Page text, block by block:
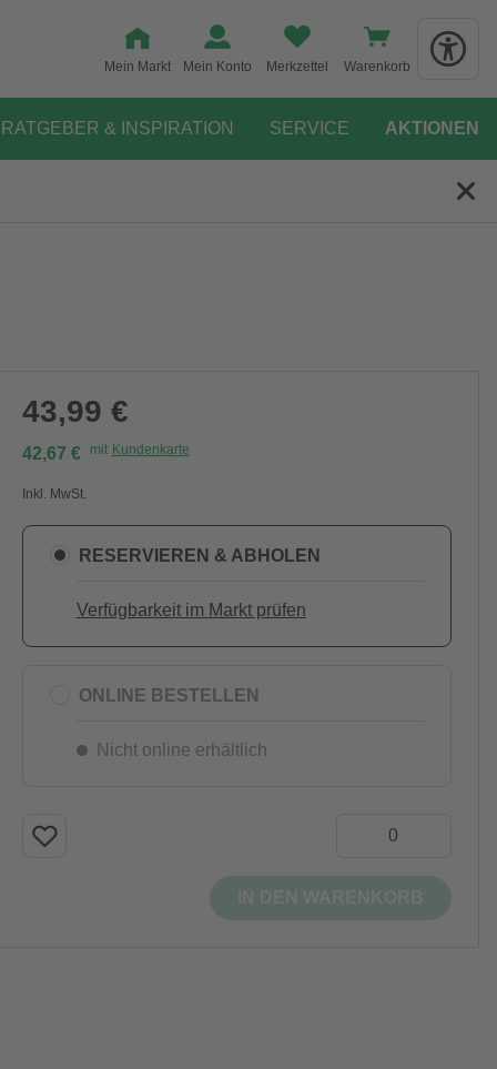
Mein Markt Mein Konto Merkzettel Warenkorb
RATGEBER & INSPIRATION SERVICE AKTIONEN
43,99 €
42,67 € mit Kundenkarte
Inkl. MwSt.
RESERVIEREN & ABHOLEN
Verfügbarkeit im Markt prüfen
ONLINE BESTELLEN
Nicht online erhältlich